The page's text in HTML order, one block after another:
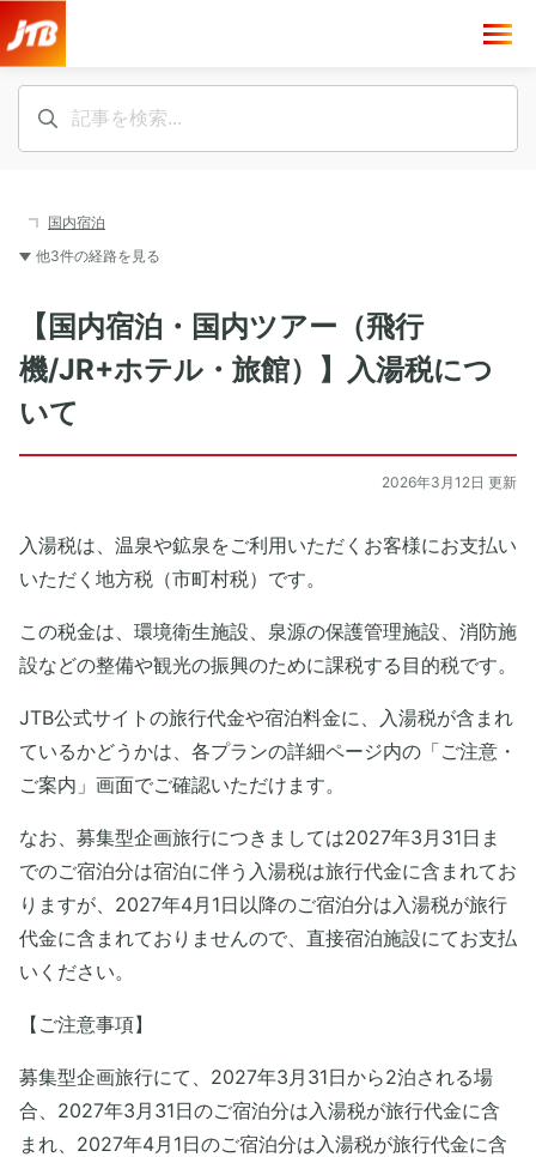
国内宿泊
他3件の経路を見る
【国内宿泊・国内ツアー（飛行
機/JR+ホテル・旅館）】入湯税につ
いて
2026年3月12日 更新
入湯税は、温泉や鉱泉をご利用いただくお客様にお支払い
いただく地方税（市町村税）です。
この税金は、環境衛生施設、泉源の保護管理施設、消防施
設などの整備や観光の振興のために課税する目的税です。
JTB公式サイトの旅行代金や宿泊料金に、入湯税が含まれ
ているかどうかは、各プランの詳細ページ内の「ご注意・
ご案内」画面でご確認いただけます。
なお、募集型企画旅行につきましては2027年3月31日ま
でのご宿泊分は宿泊に伴う入湯税は旅行代金に含まれてお
りますが、2027年4月1日以降のご宿泊分は入湯税が旅行
代金に含まれておりませんので、直接宿泊施設にてお支払
いください。
【ご注意事項】
募集型企画旅行にて、2027年3月31日から2泊される場
合、2027年3月31日のご宿泊分は入湯税が旅行代金に含
まれ、2027年4月1日のご宿泊分は入湯税が旅行代金に含